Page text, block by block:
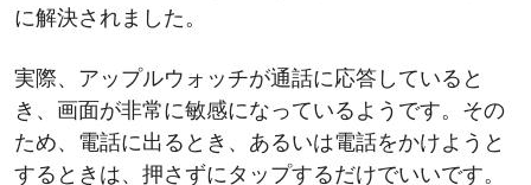
に解決されました。
実際、アップルウォッチが通話に応答していると
き、画面が非常に敏感になっているようです。その
ため、電話に出るとき、あるいは電話をかけようと
するときは、押さずにタップするだけでいいです。